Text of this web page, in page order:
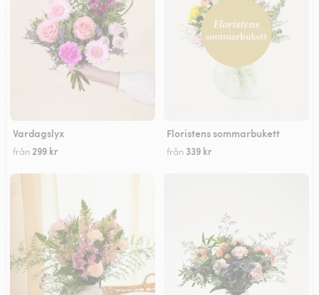
Vardagslyx
från 299 kr
Floristens sommarbukett
från 339 kr